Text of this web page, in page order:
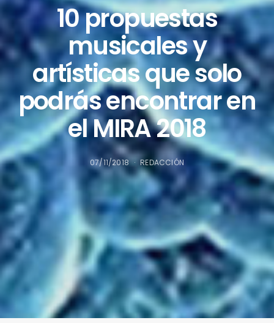
10 propuestas
musicales y
artísticas que solo
podrás encontrar en
el MIRA 2018
07/11/2018 REDACCIÓN